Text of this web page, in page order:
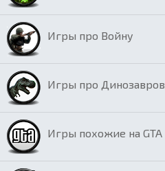
Игры про Войну
Игры про Динозавров
Игры похожие на GTA